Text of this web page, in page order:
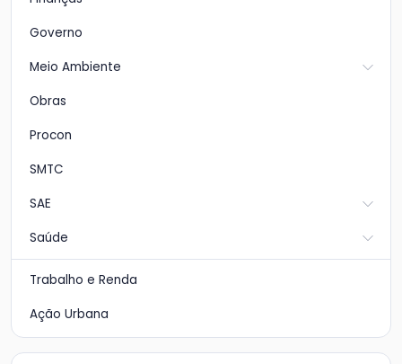
Governo
Meio Ambiente
Obras
Procon
SMTC
SAE
Saúde
Trabalho e Renda
Ação Urbana